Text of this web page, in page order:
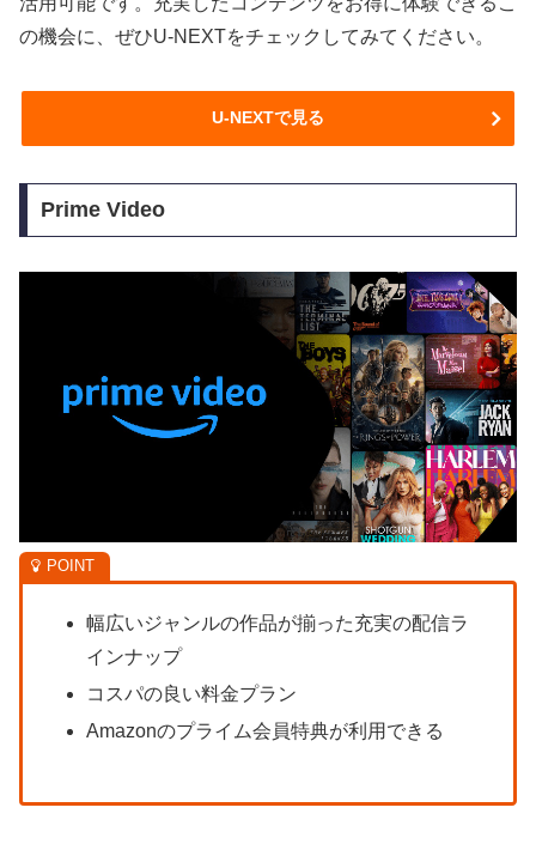
の機会に、ぜひU-NEXTをチェックしてみてください。
U-NEXTで見る
Prime Video
幅広いジャンルの作品が揃った充実の配信ラ
インナップ
コスパの良い料金プラン
Amazonのプライム会員特典が利用できる